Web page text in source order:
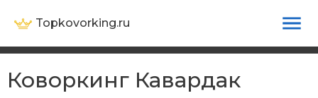
Topkovorking.ru
Коворкинг Кавардак